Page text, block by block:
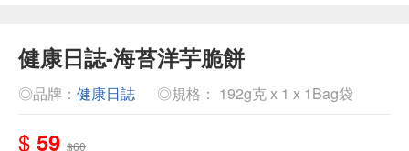
健康日誌-海苔洋芋脆餅
◎品牌： 健康日誌 ◎規格： 192g克 x 1 x 1Bag袋
$ 59 $60